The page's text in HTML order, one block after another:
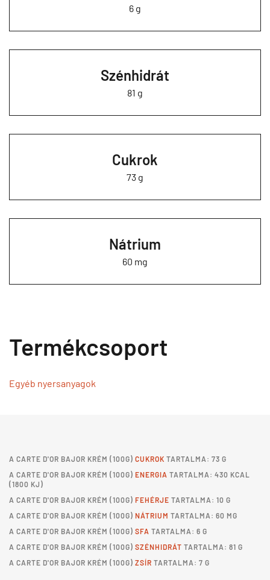
6 g
Szénhidrát
81 g
Cukrok
73 g
Nátrium
60 mg
Termékcsoport
Egyéb nyersanyagok
A CARTE D'OR BAJOR KRÉM (100G) CUKROK TARTALMA: 73 G
A CARTE D'OR BAJOR KRÉM (100G) ENERGIA TARTALMA: 430 KCAL
(1800 KJ)
A CARTE D'OR BAJOR KRÉM (100G) FEHÉRJE TARTALMA: 10 G
A CARTE D'OR BAJOR KRÉM (100G) NÁTRIUM TARTALMA: 60 MG
A CARTE D'OR BAJOR KRÉM (100G) SFA TARTALMA: 6 G
A CARTE D'OR BAJOR KRÉM (100G) SZÉNHIDRÁT TARTALMA: 81 G
A CARTE D'OR BAJOR KRÉM (100G) ZSÍR TARTALMA: 7 G